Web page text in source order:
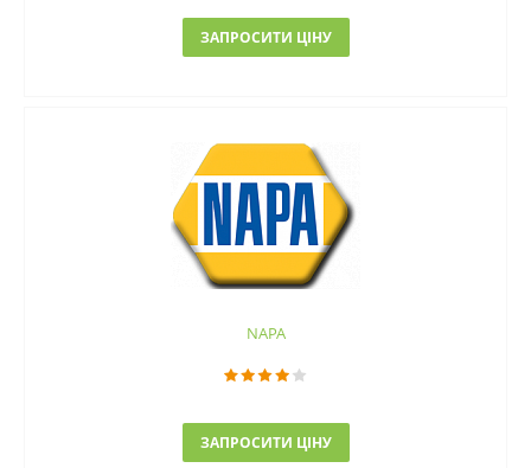
ЗАПРОСИТИ ЦІНУ
NAPA
ЗАПРОСИТИ ЦІНУ